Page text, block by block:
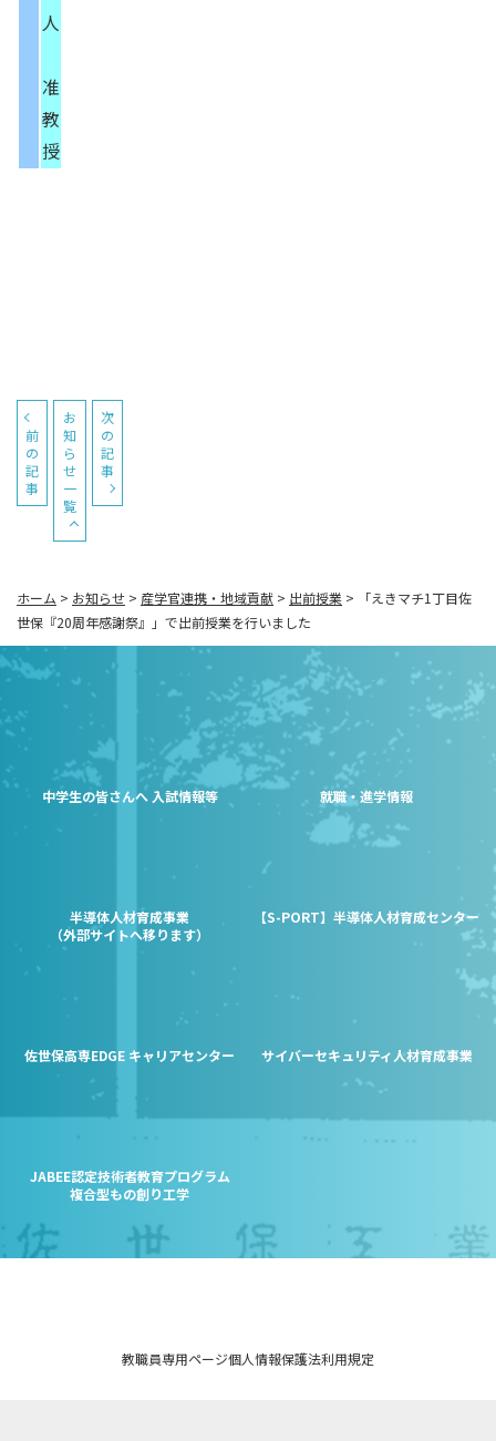
人
准
教
授
前
の
記
事
お
知
ら
せ
一
覧
次
の
記
事
ホーム > お知らせ > 産学官連携・地域貢献 > 出前授業 >
「えきマチ1丁目佐
世保『20周年感謝祭』」で出前授業を行いました
中学生の皆さんへ 入試情報等 就職・進学情報
半導体人材育成事業
（外部サイトへ移ります）
【S-PORT】半導体人材育成センター
佐世保高専EDGE キャリアセンター サイバーセキュリティ人材育成事業
JABEE認定技術者教育プログラム
複合型もの創り工学
教職員専用ページ個人情報保護法利用規定